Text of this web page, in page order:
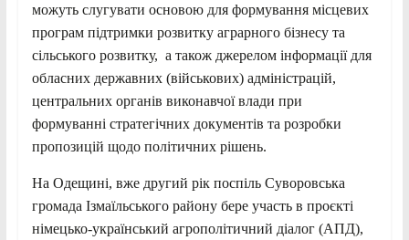
можуть слугувати основою для формування місцевих
програм підтримки розвитку аграрного бізнесу та
сільського розвитку, а також джерелом інформації для
обласних державних (військових) адміністрацій,
центральних органів виконавчої влади при
формуванні стратегічних документів та розробки
пропозицій щодо політичних рішень.
На Одещині, вже другий рік поспіль Суворовська
громада Ізмаїльського району бере участь в проєкті
німецько-український агрополітичний діалог (АПД),